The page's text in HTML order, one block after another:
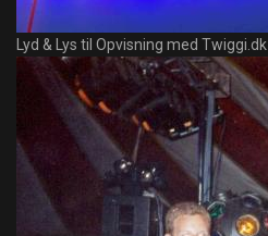
Lyd & Lys til Opvisning med Twiggi.dk